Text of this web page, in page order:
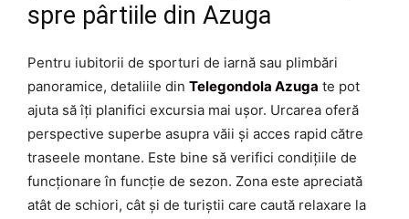
spre pârtiile din Azuga
Pentru iubitorii de sporturi de iarnă sau plimbări
panoramice, detaliile din Telegondola Azuga te pot
ajuta să îți planifici excursia mai ușor. Urcarea oferă
perspective superbe asupra văii și acces rapid către
traseele montane. Este bine să verifici condițiile de
funcționare în funcție de sezon. Zona este apreciată
atât de schiori, cât și de turiștii care caută relaxare la